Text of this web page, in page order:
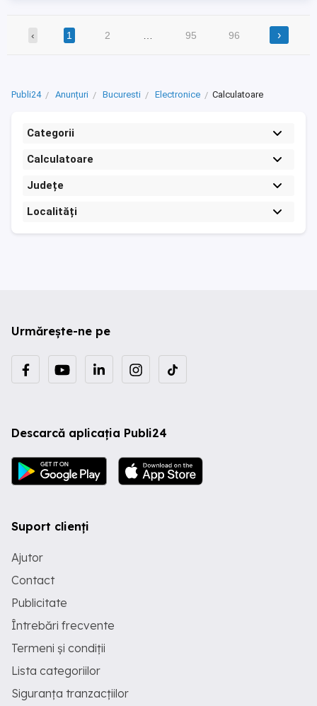
‹ 1 2 95 96 ›
Publi24 Anunțuri Bucuresti Electronice Calculatoare
Categorii
Calculatoare
Județe
Localități
Urmărește-ne pe
Descarcă aplicația Publi24
Suport clienți
Ajutor
Contact
Publicitate
Întrebări frecvente
Termeni și condiții
Lista categoriilor
Siguranța tranzacțiilor